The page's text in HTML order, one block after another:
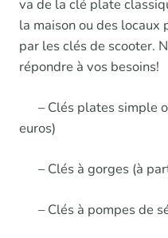
va de la clé plate
la maison ou des locaux
par les clés de scooter.
répondre à vos besoins!
– Clés plates simple
euros)
– Clés à gorges (à
– Clés à pompes de